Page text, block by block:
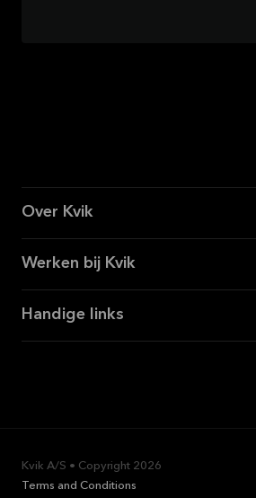
Over Kvik
Werken bij Kvik
Handige links
Kvik A/S • Copyright 2026
Terms and Conditions